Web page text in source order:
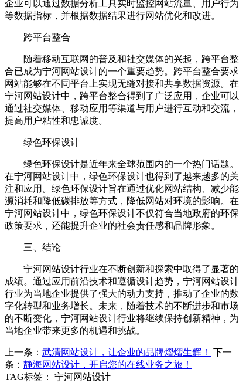
企业可以通过数据分析工具实时监控网站流量、用户行为
等数据指标，并根据数据结果进行网站优化和改进。
跨平台整合
随着移动互联网的普及和社交媒体的兴起，跨平台整
合已成为宁河网站设计的一个重要趋势。跨平台整合要求
网站能够在不同平台上实现无缝对接和共享数据资源。在
宁河网站设计中，跨平台整合得到了广泛应用，企业可以
通过社交媒体、移动应用等渠道与用户进行互动和交流，
提高用户粘性和忠诚度。
绿色环保设计
绿色环保设计是近年来全球范围内的一个热门话题。
在宁河网站设计中，绿色环保设计也得到了越来越多的关
注和应用。绿色环保设计旨在通过优化网站结构、减少能
源消耗和降低碳排放等方式，降低网站对环境的影响。在
宁河网站设计中，绿色环保设计不仅符合当地政府的环保
政策要求，还能提升企业的社会责任感和品牌形象。
三、结论
宁河网站设计行业在不断创新和探索中取得了显著的
成绩。通过应用前沿技术和遵循设计趋势，宁河网站设计
行业为当地企业提供了强大的动力支持，推动了企业的数
字化转型和业务增长。未来，随着技术的不断进步和市场
的不断变化，宁河网站设计行业将继续保持创新精神，为
当地企业带来更多的机遇和挑战。
上一条： 武清网站设计，让企业的品牌熠熠生辉！
下一
条： 静海网站设计，开启您的在线业务之旅！
TAG标签：
宁河网站设计